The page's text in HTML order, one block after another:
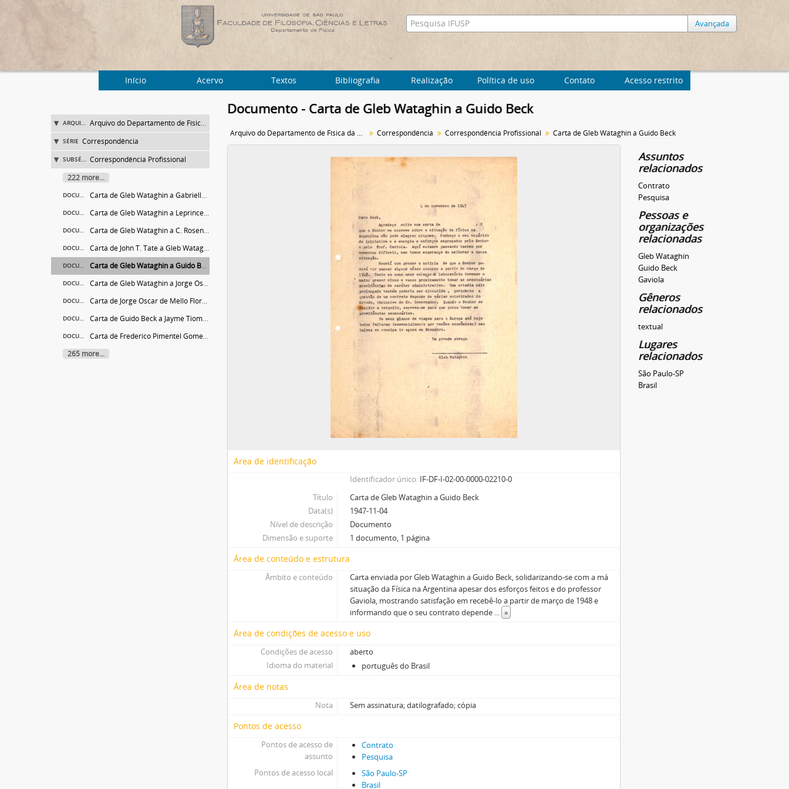
Avançada
Início Acervo Textos Bibliografia Realização Política de uso Contato Acesso restrito
ARQUIVO Arquivo do Departamento de Física da Faculdade de Filosofia (FFLC)
SÉRIE Correspondência
SUBSÉRIE Correspondência Profissional
222 more...
DOCUMENTO Carta de Gleb Wataghin a Gabrielle [M.] Mineur
DOCUMENTO Carta de Gleb Wataghin a Leprince Ringuet
DOCUMENTO Carta de Gleb Wataghin a C. Rosenblum
DOCUMENTO Carta de John T. Tate a Gleb Wataghin
DOCUMENTO Carta de Gleb Wataghin a Guido Beck
DOCUMENTO Carta de Gleb Wataghin a Jorge Oscar de Mello Flores
DOCUMENTO Carta de Jorge Oscar de Mello Flores a Gleb Wataghin
DOCUMENTO Carta de Guido Beck a Jayme Tiomno
DOCUMENTO
Carta de Frederico Pimentel Gomes a Gleb Wataghin
265 more...
Documento - Carta de Gleb Wataghin a Guido Beck
Arquivo do Departamento de Física da Faculdade de Filosofia (FFLC) Correspondência Correspondência Profissional Carta de Gleb Wataghin a Guido Beck
Área de identificação
Identificador único IF-DF-I-02-00-0000-02210-0
Título
Carta de Gleb Wataghin a Guido Beck
Data(s)
1947-11-04
Nível de descrição
Documento
Dimensão e suporte
1 documento, 1 página
Área de conteúdo e estrutura
Âmbito e conteúdo
Carta enviada por Gleb Wataghin a Guido Beck, solidarizando-se com a má
situação da Física na Argentina apesar dos esforços feitos e do professor
Gaviola, mostrando satisfação em recebê-lo a partir de março de 1948 e
informando que o seu contrato depende ... »
Área de condições de acesso e uso
Condições de acesso
aberto
Idioma do material
português do Brasil
Área de notas
Nota Sem assinatura; datilografado; cópia
Pontos de acesso
Pontos de acesso de
assunto
Contrato
Pesquisa
Pontos de acesso local
São Paulo-SP
Brasil
Assuntos
relacionados
Contrato
Pesquisa
Pessoas e
organizações
relacionadas
Gleb Wataghin
Guido Beck
Gaviola
Gêneros
relacionados
textual
Lugares
relacionados
São Paulo-SP
Brasil